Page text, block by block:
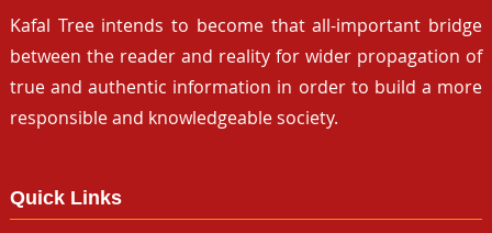
Kafal Tree intends to become that all-important bridge
between the reader and reality for wider propagation of
true and authentic information in order to build a more
responsible and knowledgeable society.
Quick Links